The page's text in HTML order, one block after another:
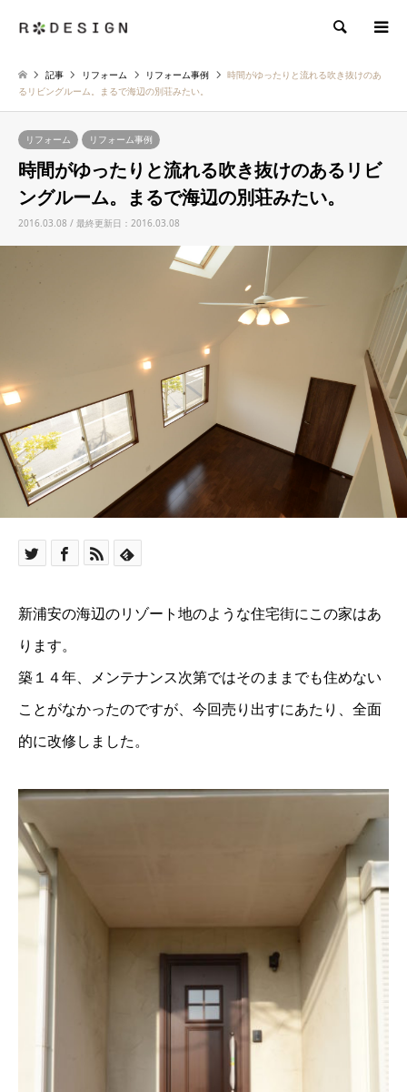
検索
記事 リフォーム リフォーム事例
時間がゆったりと流れる吹き抜けのあ
るリビングルーム。まるで海辺の別荘みたい。
リフォーム リフォーム事例
時間がゆったりと流れる吹き抜けのあるリビ
ングルーム。まるで海辺の別荘みたい。
2016.03.08 / 最終更新日：2016.03.08
新浦安の海辺のリゾート地のような住宅街にこの家はあ
ります。
築１４年、メンテナンス次第ではそのままでも住めない
ことがなかったのですが、今回売り出すにあたり、全面
的に改修しました。